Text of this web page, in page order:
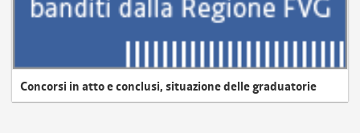
Concorsi in atto e conclusi, situazione delle graduatorie